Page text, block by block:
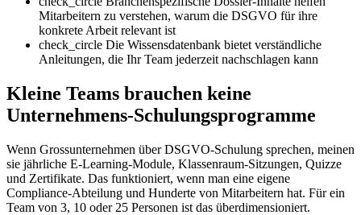
Mitarbeitern zu verstehen, warum die DSGVO für ihre
konkrete Arbeit relevant ist
check_circle Die Wissensdatenbank bietet verständliche
Anleitungen, die Ihr Team jederzeit nachschlagen kann
Kleine Teams brauchen keine
Unternehmens-Schulungsprogramme
Wenn Grossunternehmen über DSGVO-Schulung sprechen, meinen
sie jährliche E-Learning-Module, Klassenraum-Sitzungen, Quizze
und Zertifikate. Das funktioniert, wenn man eine eigene
Compliance-Abteilung und Hunderte von Mitarbeitern hat. Für ein
Team von 3, 10 oder 25 Personen ist das überdimensioniert.